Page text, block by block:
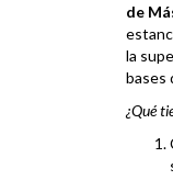
de
la
bases
¿Qué